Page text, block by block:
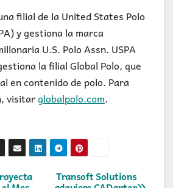
filial de la United States Polo
y gestiona la marca
U.S. Polo Assn. USPA
la filial Global Polo, que
en contenido de polo. Para
visitarglobalpolo.com.
Transoft Solutions